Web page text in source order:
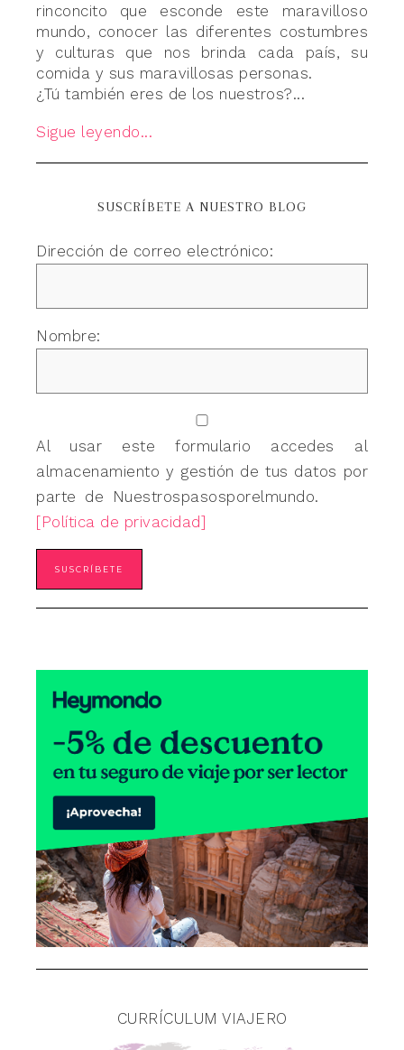
rinconcito que esconde este maravilloso
mundo, conocer las diferentes costumbres
y culturas que nos brinda cada país, su
comida y sus maravillosas personas.
¿Tú también eres de los nuestros?...
Sigue leyendo...
SUSCRÍBETE A NUESTRO BLOG
Dirección de correo electrónico:
Nombre:
Al usar este formulario accedes al
almacenamiento y gestión de tus datos por
parte de Nuestrospasosporelmundo.
[Política de privacidad]
CURRÍCULUM VIAJERO